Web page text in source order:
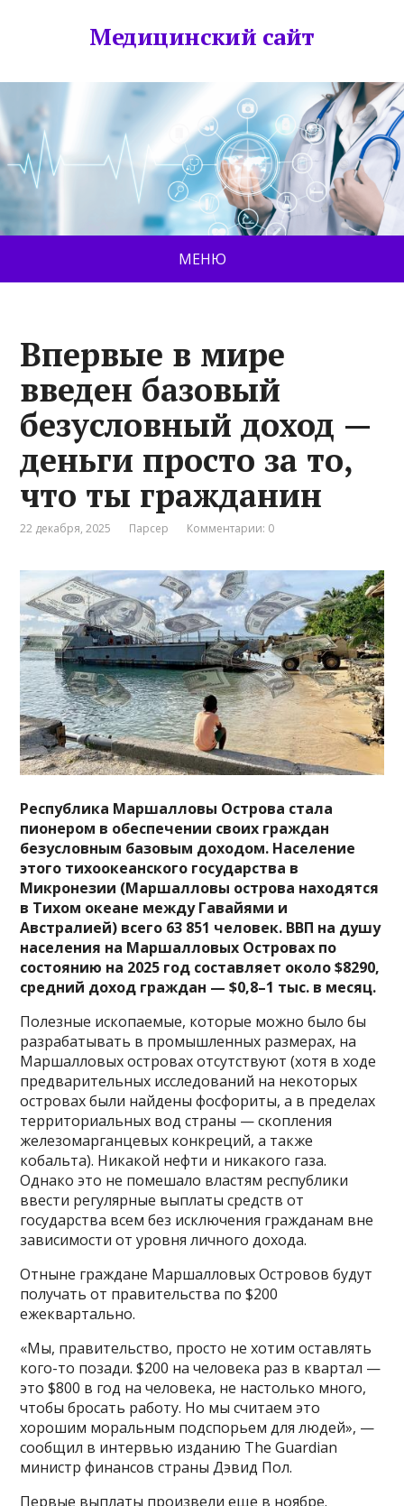
Медицинский сайт
МЕНЮ
Впервые в мире
введен базовый
безусловный доход —
деньги просто за то,
что ты гражданин
22 декабря, 2025 Парсер Комментарии: 0
Республика Маршалловы Острова стала
пионером в обеспечении своих граждан
безусловным базовым доходом. Население
этого тихоокеанского государства в
Микронезии (Маршалловы острова находятся
в Тихом океане между Гавайями и
Австралией) всего 63 851 человек. ВВП на душу
населения на Маршалловых Островах по
состоянию на 2025 год составляет около $8290,
средний доход граждан — $0,8–1 тыс. в месяц.
Полезные ископаемые, которые можно было бы
разрабатывать в промышленных размерах, на
Маршалловых островах отсутствуют (хотя в ходе
предварительных исследований на некоторых
островах были найдены фосфориты, а в пределах
территориальных вод страны — скопления
железомарганцевых конкреций, а также
кобальта). Никакой нефти и никакого газа.
Однако это не помешало властям республики
ввести регулярные выплаты средств от
государства всем без исключения гражданам вне
зависимости от уровня личного дохода.
Отныне граждане Маршалловых Островов будут
получать от правительства по $200
ежеквартально.
«Мы, правительство, просто не хотим оставлять
кого-то позади. $200 на человека раз в квартал —
это $800 в год на человека, не настолько много,
чтобы бросать работу. Но мы считаем это
хорошим моральным подспорьем для людей», —
сообщил в интервью изданию The Guardian
министр финансов страны Дэвид Пол.
Первые выплаты произвели еще в ноябре.